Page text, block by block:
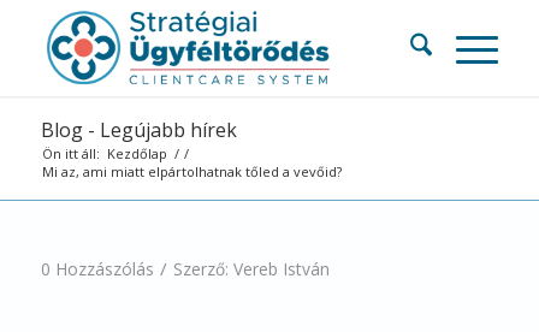
Blog - Legújabb hírek
Ön itt áll: Kezdőlap / /
Mi az, ami miatt elpártolhatnak tőled a vevőid?
0 Hozzászólás / Szerző: Vereb István